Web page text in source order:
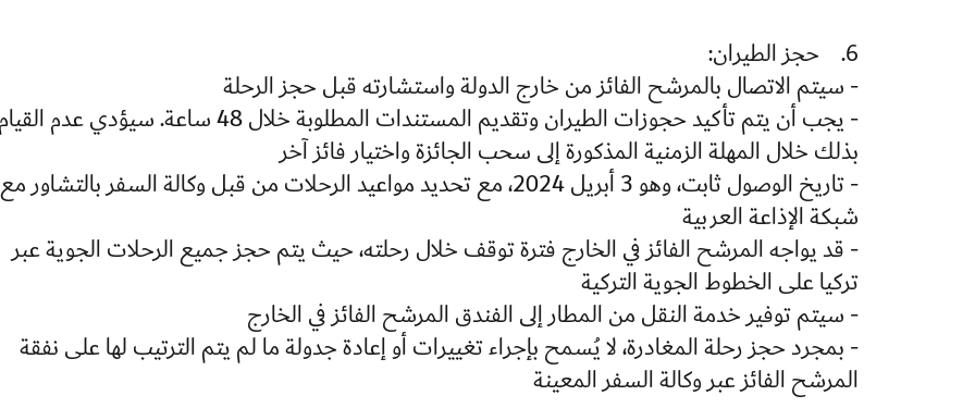
6. حجز الطيران:
- سيتم الاتصال بالمرشح الفائز من خارج الدولة واستشارته قبل حجز الرحلة
- يجب أن يتم تأكيد حجوزات الطيران وتقديم المستندات المطلوبة خلال 48 ساعة. سيؤدي عدم
بذلك خلال المهلة الزمنية المذكورة إلى سحب الجائزة واختيار فائز آخر
- تاريخ الوصول ثابت، وهو 3 أبريل 2024، مع تحديد مواعيد الرحلات من قبل وكالة السفر بالتشاور مع
شبكة الإذاعة العربية
- قد يواجه المرشح الفائز في الخارج فترة توقف خلال رحلته، حيث يتم حجز جميع الرحلات الجوية عبر
تركيا على الخطوط الجوية التركية
- سيتم توفير خدمة النقل من المطار إلى الفندق المرشح الفائز في الخارج
- بمجرد حجز رحلة المغادرة، لا يُسمح بإجراء تغييرات أو إعادة جدولة ما لم يتم الترتيب لها على نفقة
المرشح الفائز عبر وكالة السفر المعينة